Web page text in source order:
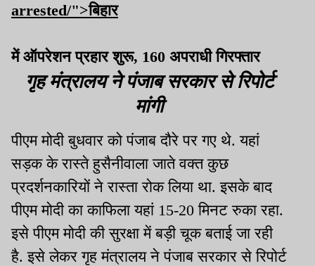
arrested/">बिहार
में ऑपरेशन प्रहार शुरू, 160 अपराधी गिरफ्तार
गृह मंत्रालय ने पंजाब सरकार से रिपोर्ट
मांगी
पीएम मोदी बुधवार को पंजाब दौरे पर गए थे. यहां
सड़क के रास्ते हुसैनीवाला जाते वक्त कुछ
प्रदर्शनकारियों ने रास्ता रोक लिया था. इसके बाद
पीएम मोदी का काफिला यहां 15-20 मिनट रुका रहा.
इसे पीएम मोदी की सुरक्षा में बड़ी चूक बताई जा रही
है. इसे लेकर गृह मंत्रालय ने पंजाब सरकार से रिपोर्ट